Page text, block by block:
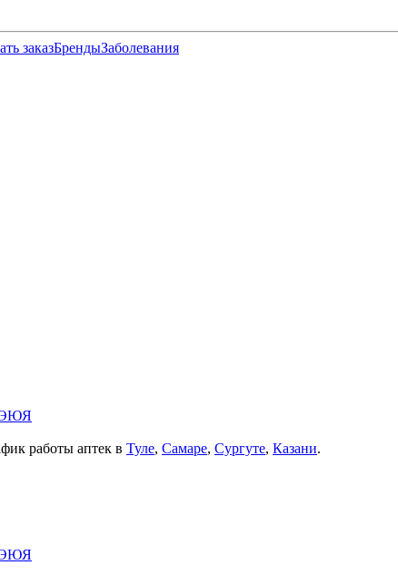
заказБрендыЗаболевания
ЮЯ
работы аптек в Туле, Самаре, Сургуте, Казани.
ЮЯ